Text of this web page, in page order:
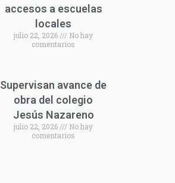
accesos a escuelas
locales
julio 22, 2026
No hay
comentarios
Supervisan avance de
obra del colegio
Jesús Nazareno
julio 22, 2026
No hay
comentarios